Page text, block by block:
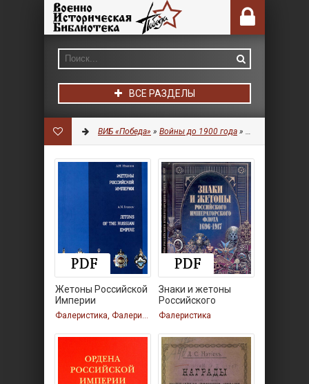
ВСЕ РАЗДЕЛЫ
ВИБ «Победа» » Войны до 1900 года » Фалеристика
Жетоны Российской
Империи
Фалеристика, Фалеристика
Знаки и жетоны
Российского
Фалеристика